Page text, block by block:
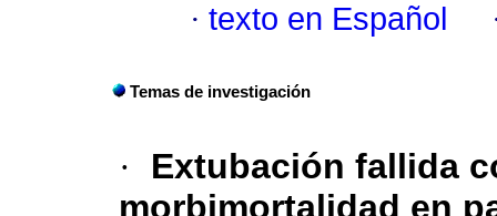
· texto en Español
Temas de investigación
·
Extubación fallida
morbimortalidad en